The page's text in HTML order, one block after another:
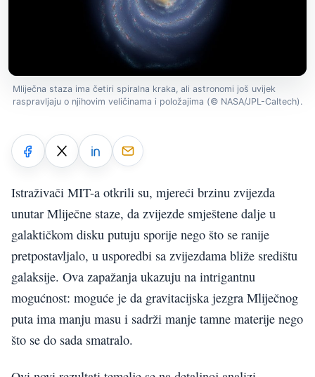
Mliječna staza ima četiri spiralna kraka, ali astronomi još uvijek
raspravljaju o njihovim veličinama i položajima (© NASA/JPL-Caltech).
Istraživači MIT-a otkrili su, mjereći brzinu zvijezda
unutar Mliječne staze, da zvijezde smještene dalje u
galaktičkom disku putuju sporije nego što se ranije
pretpostavljalo, u usporedbi sa zvijezdama bliže središtu
galaksije. Ova zapažanja ukazuju na intrigantnu
mogućnost: moguće je da gravitacijska jezgra Mliječnog
puta ima manju masu i sadrži manje tamne materije nego
što se do sada smatralo.